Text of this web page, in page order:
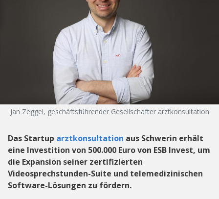
Jan Zeggel, geschäftsführender Gesellschafter arztkonsultation
Das Startup arztkonsultation aus Schwerin erhält
eine Investition von 500.000 Euro von ESB Invest, um
die Expansion seiner zertifizierten
Videosprechstunden-Suite und telemedizinischen
Software-Lösungen zu fördern.